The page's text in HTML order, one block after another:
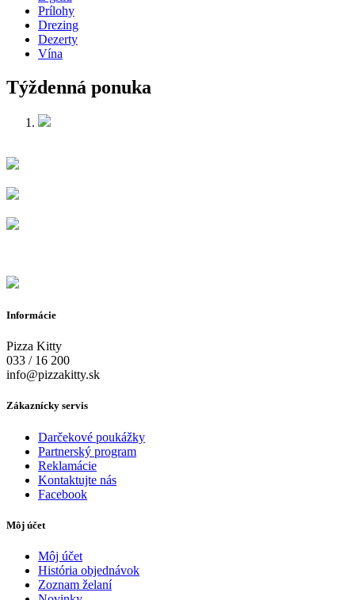
Prílohy
Drezing
Dezerty
Vína
Týždenná ponuka
Informácie
Pizza Kitty
033 / 16 200
info@pizzakitty.sk
Zákaznícky servis
Darčekové poukážky
Partnerský program
Reklamácie
Kontaktujte nás
Facebook
Môj účet
Môj účet
História objednávok
Zoznam želaní